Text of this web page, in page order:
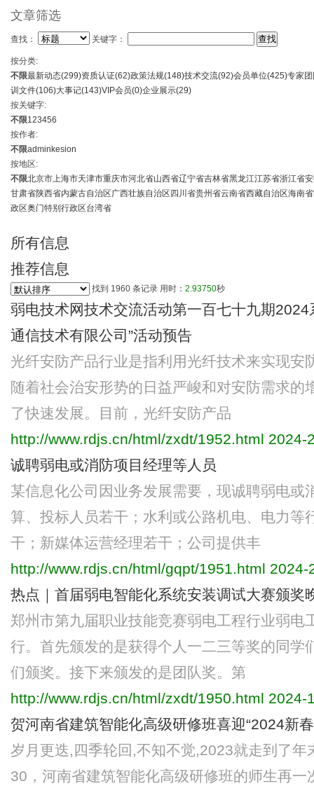
文章筛选
查找： 关键字：
按分类:
不限最新动态(299)资质认证(62)政策法规(148)技术交流(92)会员单位(425)专家
训文件(106)大事记(143)VIP会员(0)企业展示(29)
按关键字:
不限123456
按作者:
不限admin kesion
按地区:
不限北京市上海市天津市重庆市河北省山西省辽宁省吉林省黑龙江江苏省浙江省
甘肃省陕西省内蒙古自治区广西壮族自治区 四川省贵州省云南省西藏自治区海南省
政区奥门特别行政区台湾省
所有信息
推荐信息
找到 1960 条记录 用时： 2.93750秒
弱电技术网技术交流活动第一百七十九期
通信技术有限公司”活动预告
光纤安防产品行业是指利用光纤技术来实现安
随着社会治安形势的日益严峻和对安防需求的
了快速发展。目前，光纤安防产品
http://www.rdjs.cn/html/zxdt/1952.html 2024-
诚聘弱电或消防项目经理等人员
某信息化公司因业务发展需要，现诚聘弱电或
算、投标人员若干；水利或公路机电、电力等
干；新媒体运营经理若干；公司提供丰
http://www.rdjs.cn/html/gqpt/1951.html 2024-
热点｜首届弱电智能化系统安装调试大赛颁奖
郑州市第九届职业技能竞赛弱电工程行业弱电
行。首先颁发的是获得个人一二三等奖的同学
们颁奖。接下来颁发的是团队奖。第
http://www.rdjs.cn/html/zxdt/1950.html 2024-
贺河南省建筑智能化高级研修班喜迎“2024新
岁月更迭,四季轮回,不知不觉,2023就走到了
30，河南省建筑智能化高级研修班的师生再